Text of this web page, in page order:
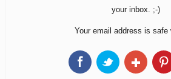
your inbox. ;-)
Your email address is safe